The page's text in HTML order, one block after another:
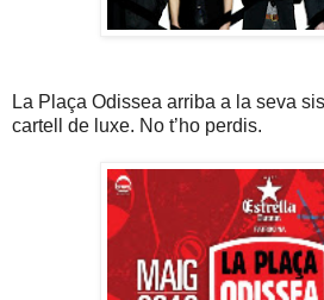
La Plaça Odissea arriba a la seva
cartell de luxe. No t’ho perdis.